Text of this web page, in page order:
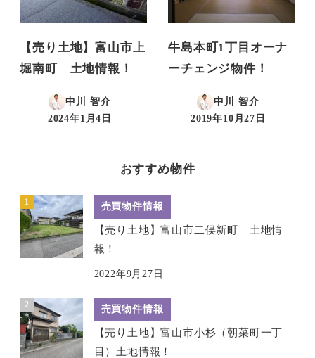
【売り土地】富山市上
堀南町 土地情報！
中川 智介
投稿日
2024年1月4日
牛島本町1丁目オーナ
ーチェンジ物件！
中川 智介
投稿日
2019年10月27日
おすすめ物件
売買物件情報
【売り土地】富山市二俣新町 土地情
報！
2022年9月27日
売買物件情報
【売り土地】富山市小杉（朝菜町一丁
目）土地情報！